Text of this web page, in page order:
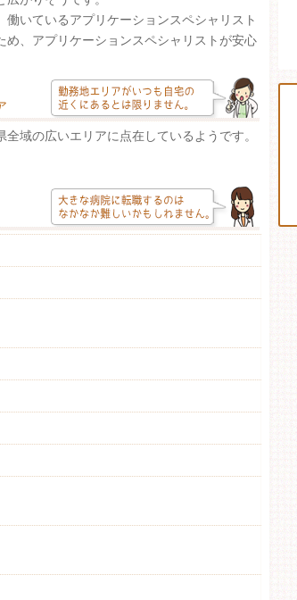
いているアプリケーションスペシャリスト
、アプリケーションスペシャリストが安心
域の広いエリアに点在しているようです。